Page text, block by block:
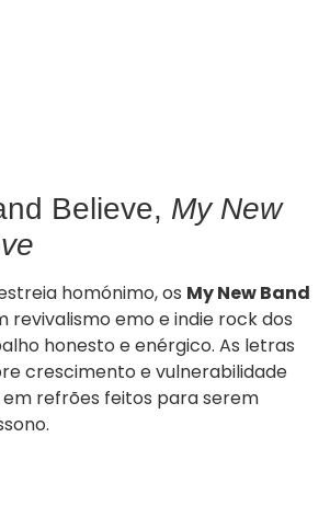
Believe, My New
homónimo, os My New Band
revivalismo emo e indie rock dos
honesto e enérgico. As letras
crescimento e vulnerabilidade
refrões feitos para serem